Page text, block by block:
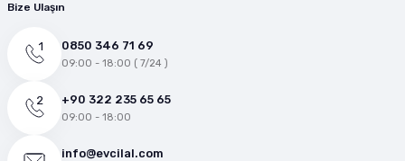
Bize Ulaşın
0850 346 71 69
09:00 - 18:00 ( 7/24 )
+90 322 235 65 65
09:00 - 18:00
info@evcilal.com